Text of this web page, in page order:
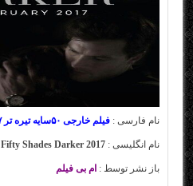
نام فارسی :فیلم خارجی ۵۰سایه تیره تر ۲۰۱۷
نام انگلیسی :Fifty Shades Darker 2017
باز نشر توسط : ام بی فیلم